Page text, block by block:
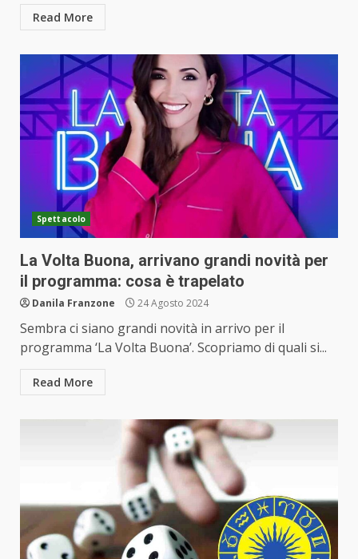
Read More
Spettacolo
La Volta Buona, arrivano grandi novità per
il programma: cosa è trapelato
Danila Franzone 24 Agosto 2024
Sembra ci siano grandi novità in arrivo per il
programma ‘La Volta Buona’. Scopriamo di quali si...
Read More